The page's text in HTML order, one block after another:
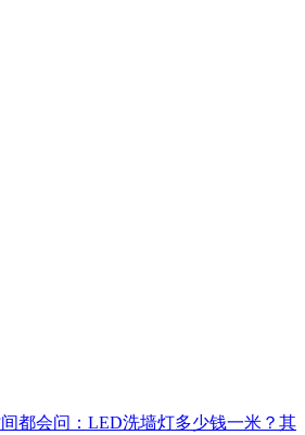
都会问：LED洗墙灯多少钱一米？其